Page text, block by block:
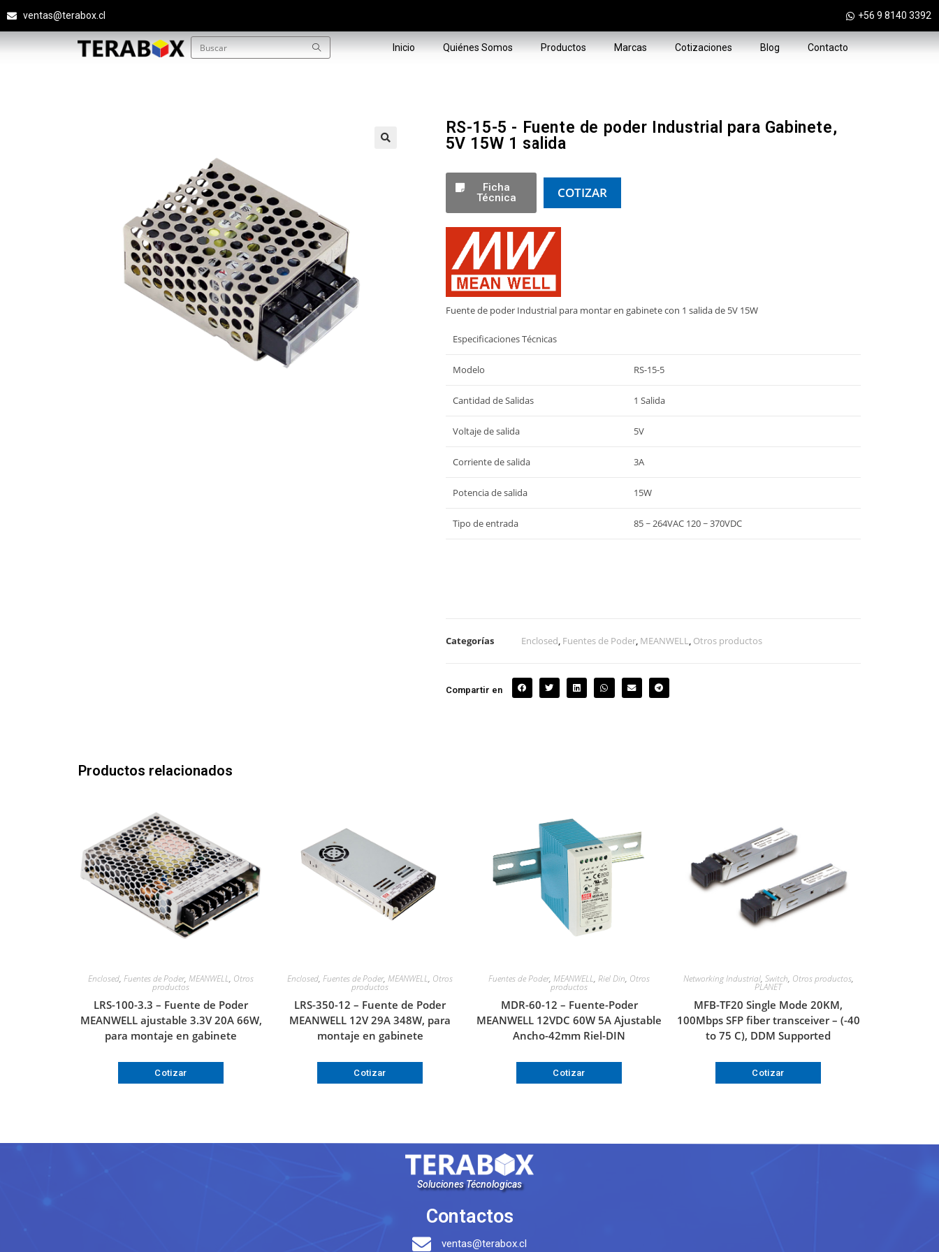
ventas@terabox.cl +56 9 8140 3392
Inicio Quiénes Somos Productos Marcas Cotizaciones Blog Contacto
RS-15-5 - Fuente de poder Industrial para Gabinete,
5V 15W 1 salida
Ficha
Técnica
COTIZAR
Fuente de poder Industrial para montar en gabinete con 1 salida de 5V 15W
Especificaciones Técnicas
Modelo RS-15-5
Cantidad de Salidas 1 Salida
Voltaje de salida 5V
Corriente de salida 3A
Potencia de salida 15W
Tipo de entrada 85 ~ 264VAC 120 ~ 370VDC
Categorías Enclosed, Fuentes de Poder, MEANWELL, Otros productos
Compartir en
Productos relacionados
Enclosed, Fuentes de Poder, MEANWELL, Otros
productos
LRS-100-3.3 – Fuente de Poder
MEANWELL ajustable 3.3V 20A 66W,
para montaje en gabinete
Cotizar
Enclosed, Fuentes de Poder, MEANWELL, Otros
productos
LRS-350-12 – Fuente de Poder
MEANWELL 12V 29A 348W, para
montaje en gabinete
Cotizar
Fuentes de Poder, MEANWELL, Riel Din, Otros
productos
MDR-60-12 – Fuente-Poder
MEANWELL 12VDC 60W 5A Ajustable
Ancho-42mm Riel-DIN
Cotizar
Networking Industrial, Switch, Otros productos,
PLANET
MFB-TF20 Single Mode 20KM,
100Mbps SFP fiber transceiver – (-40
to 75 C), DDM Supported
Cotizar
Soluciones Técnologicas
Contactos
ventas@terabox.cl